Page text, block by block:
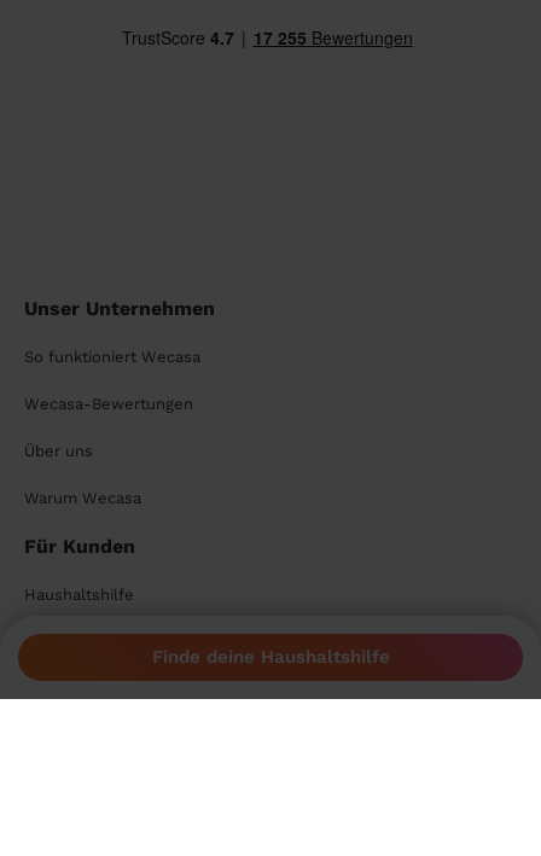
Finde deine Haushaltshilfe
Unser Unternehmen
So funktioniert Wecasa
Wecasa-Bewertungen
Über uns
Warum Wecasa
Für Kunden
Haushaltshilfe
Reinigungskraft